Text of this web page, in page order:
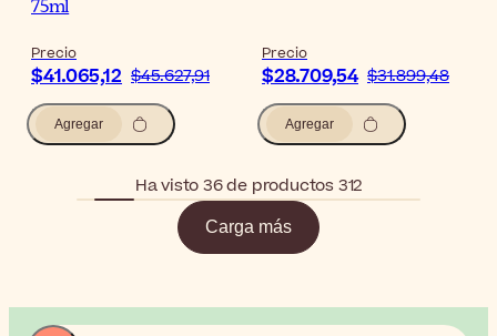
75ml
Precio
$41.065,12 $45.627,91
Agregar
Precio
$28.709,54 $31.899,48
Agregar
Ha visto 36 de productos 312
Carga más